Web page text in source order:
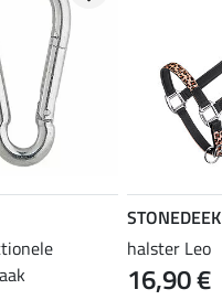
STONEDEEK
halster Leo
16,90 €